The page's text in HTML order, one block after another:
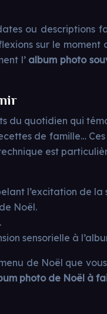
ou descriptions
sur le moment
l’ album photo
du quotidien qui
de famille…
est
l’excitation de la
Noël.
sensorielle à
de Noël que
photo de Noël à